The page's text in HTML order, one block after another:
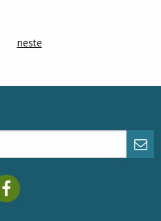
pageneste
Mareano facebook